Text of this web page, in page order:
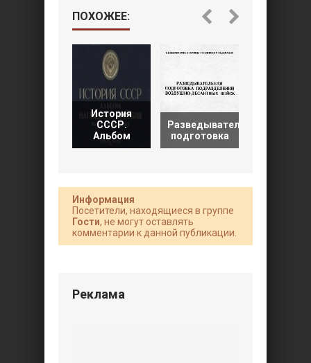
ПОХОЖЕЕ:
История
СССР.
Альбом
Разведывательная
подготовка
Информация
Посетители, находящиеся в группе
Гости, не могут оставлять
комментарии к данной публикации.
Реклама